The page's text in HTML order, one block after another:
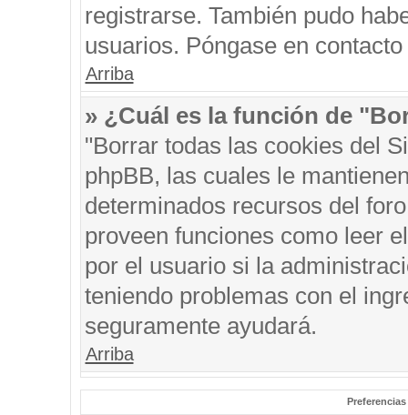
registrarse. También pudo
usuarios. Póngase en
Arriba
» ¿Cuál es la función de
"Borrar todas las cookies del
phpBB, las cuales le
determinados recursos del
proveen funciones como leer
por el usuario si la
teniendo problemas con el
seguramente ayudará.
Arriba